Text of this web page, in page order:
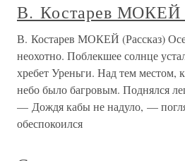
В. Костарев МОКЕЙ
В. Костарев МОКЕЙ (Рассказ)
неохотно. Поблекшее солнце
хребет Уреньги. Над тем местом,
небо было багровым. Поднялся
— Дождя кабы не надуло, —
обеспокоился